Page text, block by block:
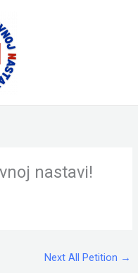
nastavi!
Next All Petition →